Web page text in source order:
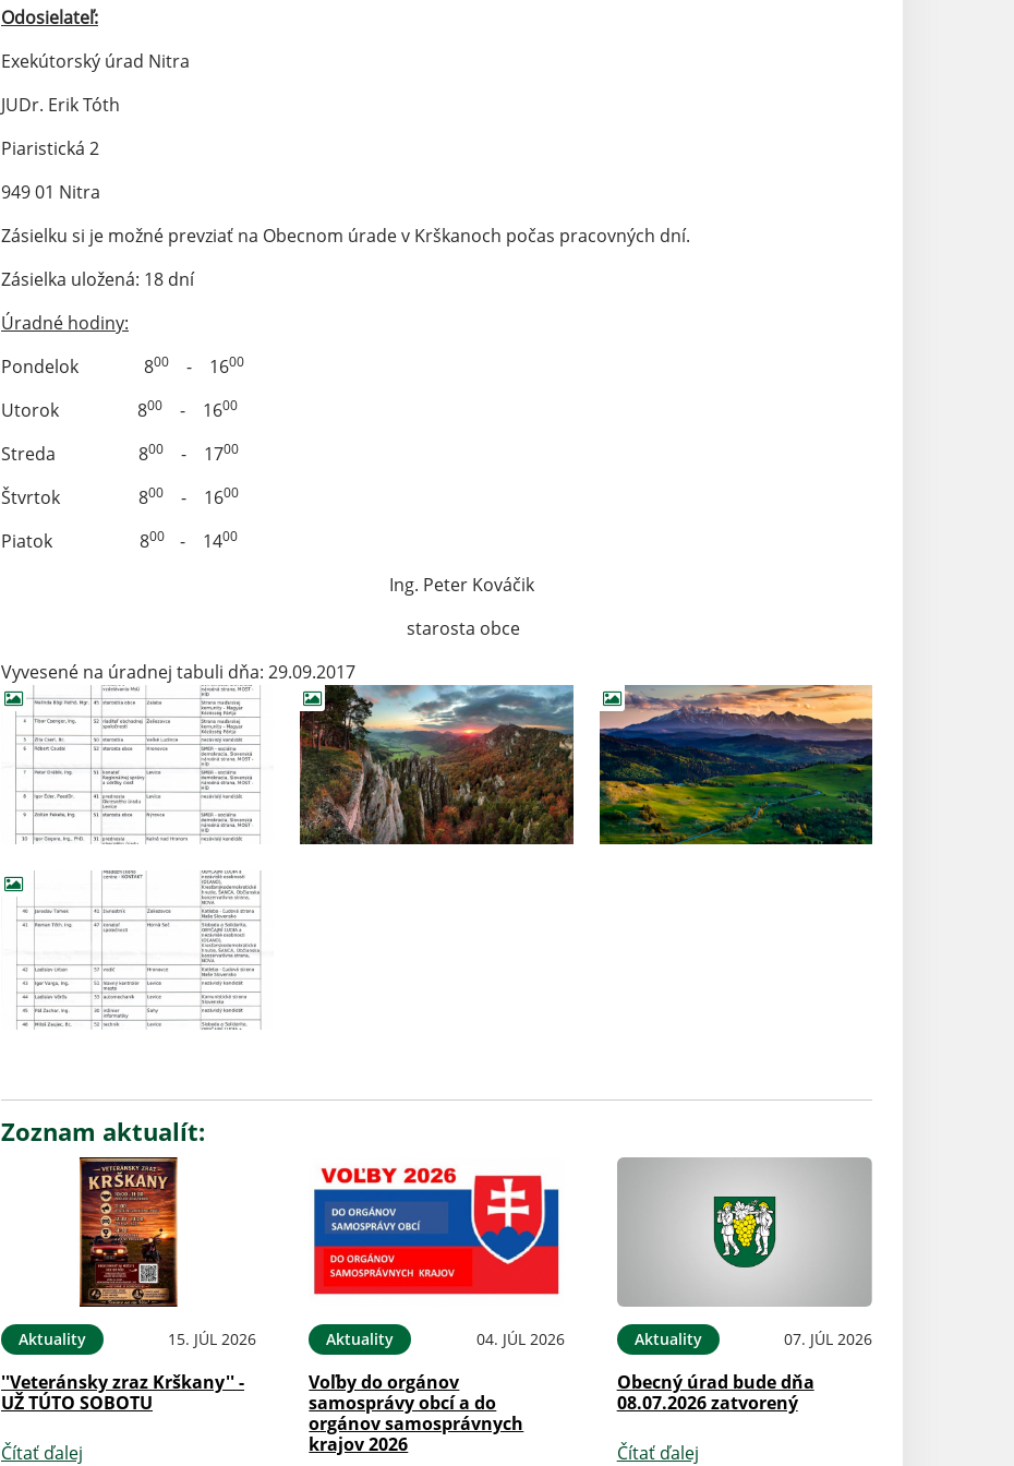
Odosielateľ:
Exekútorský úrad Nitra
JUDr. Erik Tóth
Piaristická 2
949 01 Nitra
Zásielku si je možné prevziať na Obecnom úrade v Krškanoch počas pracovných dní.
Zásielka uložená: 18 dní
Úradné hodiny:
Pondelok 800 - 1600
Utorok 800 - 1600
Streda 800 - 1700
Štvrtok 800 - 1600
Piatok 800 - 1400
Ing. Peter Kováčik
starosta obce
Vyvesené na úradnej tabuli dňa: 29.09.2017
Zoznam aktualít:
Aktuality 15. JÚL 2026
''Veteránsky zraz Krškany'' -
UŽ TÚTO SOBOTU
Čítať ďalej
Aktuality 04. JÚL 2026
Voľby do orgánov
samosprávy obcí a do
orgánov samosprávnych
krajov 2026
Aktuality 07. JÚL 2026
Obecný úrad bude dňa
08.07.2026 zatvorený
Čítať ďalej